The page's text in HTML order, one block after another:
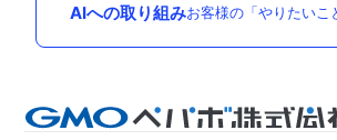
AIへの取り組みお客様の「やりたいこ